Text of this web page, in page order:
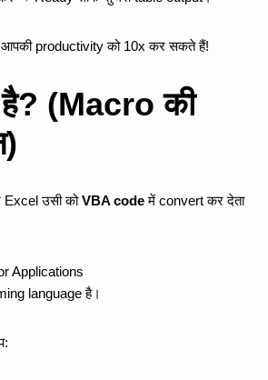
productivity को 10x कर सकते हैं!
(Macro की
Excel उसी कोVBA codeमें convert कर देता
Applications
language है।